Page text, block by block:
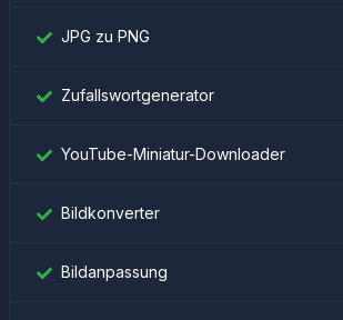
JPG zu PNG
Zufallswortgenerator
YouTube-Miniatur-Downloader
Bildkonverter
Bildanpassung